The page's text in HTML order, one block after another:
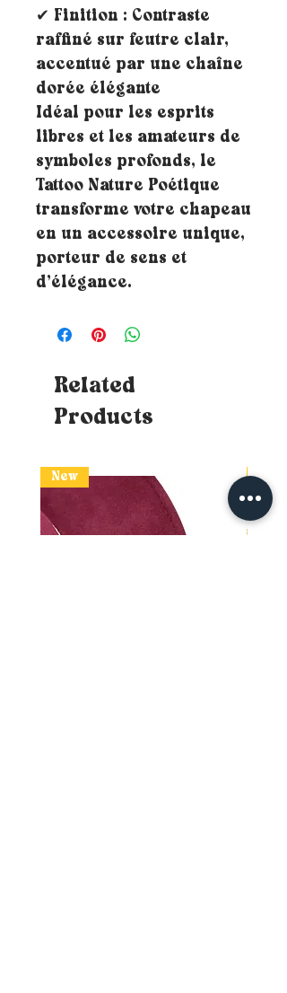
✔ Finition : Contraste
raffiné sur feutre clair,
accentué par une chaîne
dorée élégante
Idéal pour les esprits
libres et les amateurs de
symboles profonds, le
Tattoo Nature Poétique
transforme votre chapeau
en un accessoire unique,
porteur de sens et
d’élégance.
Related
Products
New New